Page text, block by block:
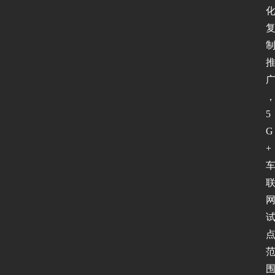
化
复
制
推
广
，
5
G
+
车
联
网
试
点
范
围